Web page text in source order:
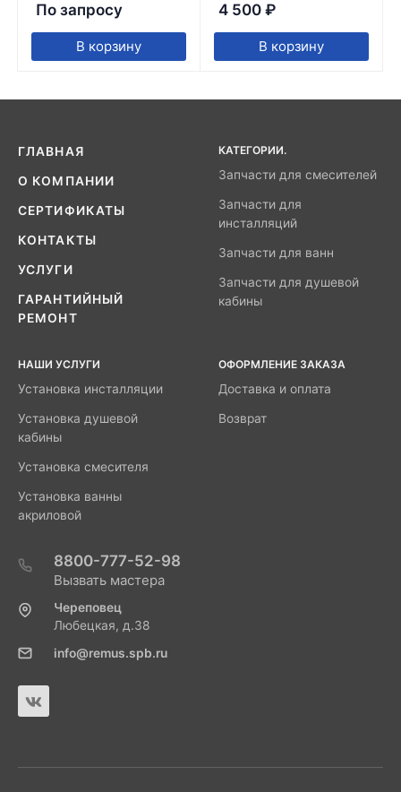
По запросу
В корзину
4 500 ₽
В корзину
ГЛАВНАЯ
О КОМПАНИИ
СЕРТИФИКАТЫ
КОНТАКТЫ
УСЛУГИ
ГАРАНТИЙНЫЙ
РЕМОНТ
КАТЕГОРИИ.
Запчасти для смесителей
Запчасти для
инсталляций
Запчасти для ванн
Запчасти для душевой
кабины
НАШИ УСЛУГИ
Установка инсталляции
Установка душевой
кабины
Установка смесителя
Установка ванны
акриловой
ОФОРМЛЕНИЕ ЗАКАЗА
Доставка и оплата
Возврат
8800-777-52-98
Вызвать мастера
Череповец
Любецкая, д.38
info@remus.spb.ru